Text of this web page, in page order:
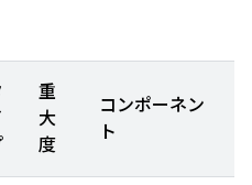
重
大
度
コンポーネン
ト